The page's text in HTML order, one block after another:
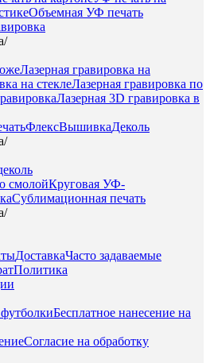
Объемная УФ печать
/
Лазерная гравировка на
на стеклеЛазерная гравировка по
Лазерная 3D гравировка в
ФлексВышивкаДеколь
/
смолойКруговая УФ-
Сублимационная печать
/
ДоставкаЧасто задаваемые
Политика
Бесплатное нанесение на
Согласие на обработку